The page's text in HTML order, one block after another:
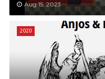
Aug 15, 2023
2020